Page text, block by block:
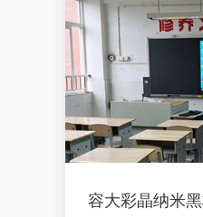
容大彩晶纳米